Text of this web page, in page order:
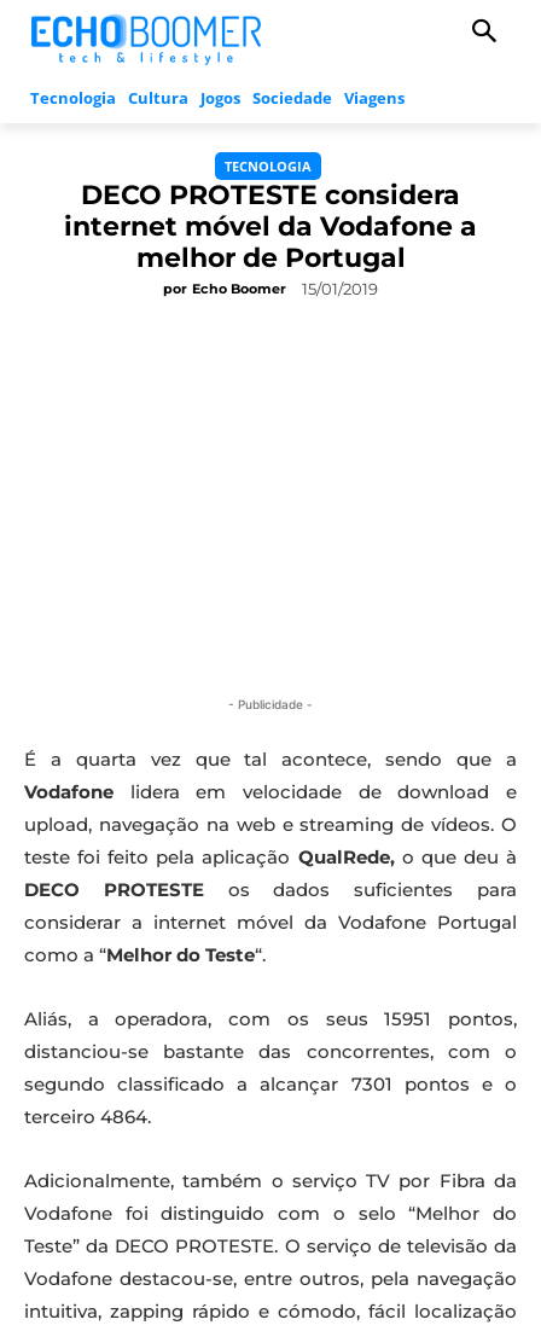
Tecnologia Cultura Jogos Sociedade Viagens
TECNOLOGIA
DECO PROTESTE considera
internet móvel da Vodafone a
melhor de Portugal
por Echo Boomer 15/01/2019
- Publicidade -
É a quarta vez que tal acontece, sendo que a
Vodafone lidera em velocidade de download e
upload, navegação na web e streaming de vídeos. O
teste foi feito pela aplicação QualRede,o que deu à
DECO PROTESTEos dados suficientes para
considerar a internet móvel da Vodafone Portugal
como a “Melhor do Teste“.
Aliás, a operadora, com os seus 15951 pontos,
distanciou-se bastante das concorrentes, com o
segundo classificado a alcançar 7301 pontos e o
terceiro 4864.
Adicionalmente, também o serviço TV por Fibra da
Vodafone foi distinguido com o selo “Melhor do
Teste” da DECO PROTESTE. O serviço de televisão da
Vodafone destacou-se, entre outros, pela navegação
intuitiva, zapping rápido e cómodo, fácil localização